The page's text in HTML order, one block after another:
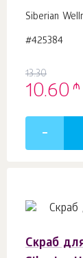
Siberian
#425384
13.30
10.60 ₼
Скраб